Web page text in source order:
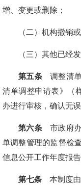
增、变更或删除；
（二）机构撤销
（三）其他已经
第五条调整清单
清单调整申请表》（
办进行审核，确认无误
第六条市政府办
单调整管理的监督检
信息公开工作年度报
第七条 本制度由